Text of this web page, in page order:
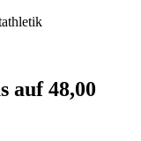
auf 48,00